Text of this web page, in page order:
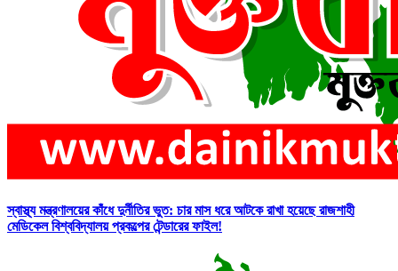
স্বাস্থ্য মন্ত্রণালয়ের কাঁধে দুর্নীতির ভুত: চার মাস ধরে আটকে রাখা হয়েছে রাজশাহী
মেডিকেল বিশ্ববিদ্যালয় প্রকল্পের টেন্ডারের ফাইল!